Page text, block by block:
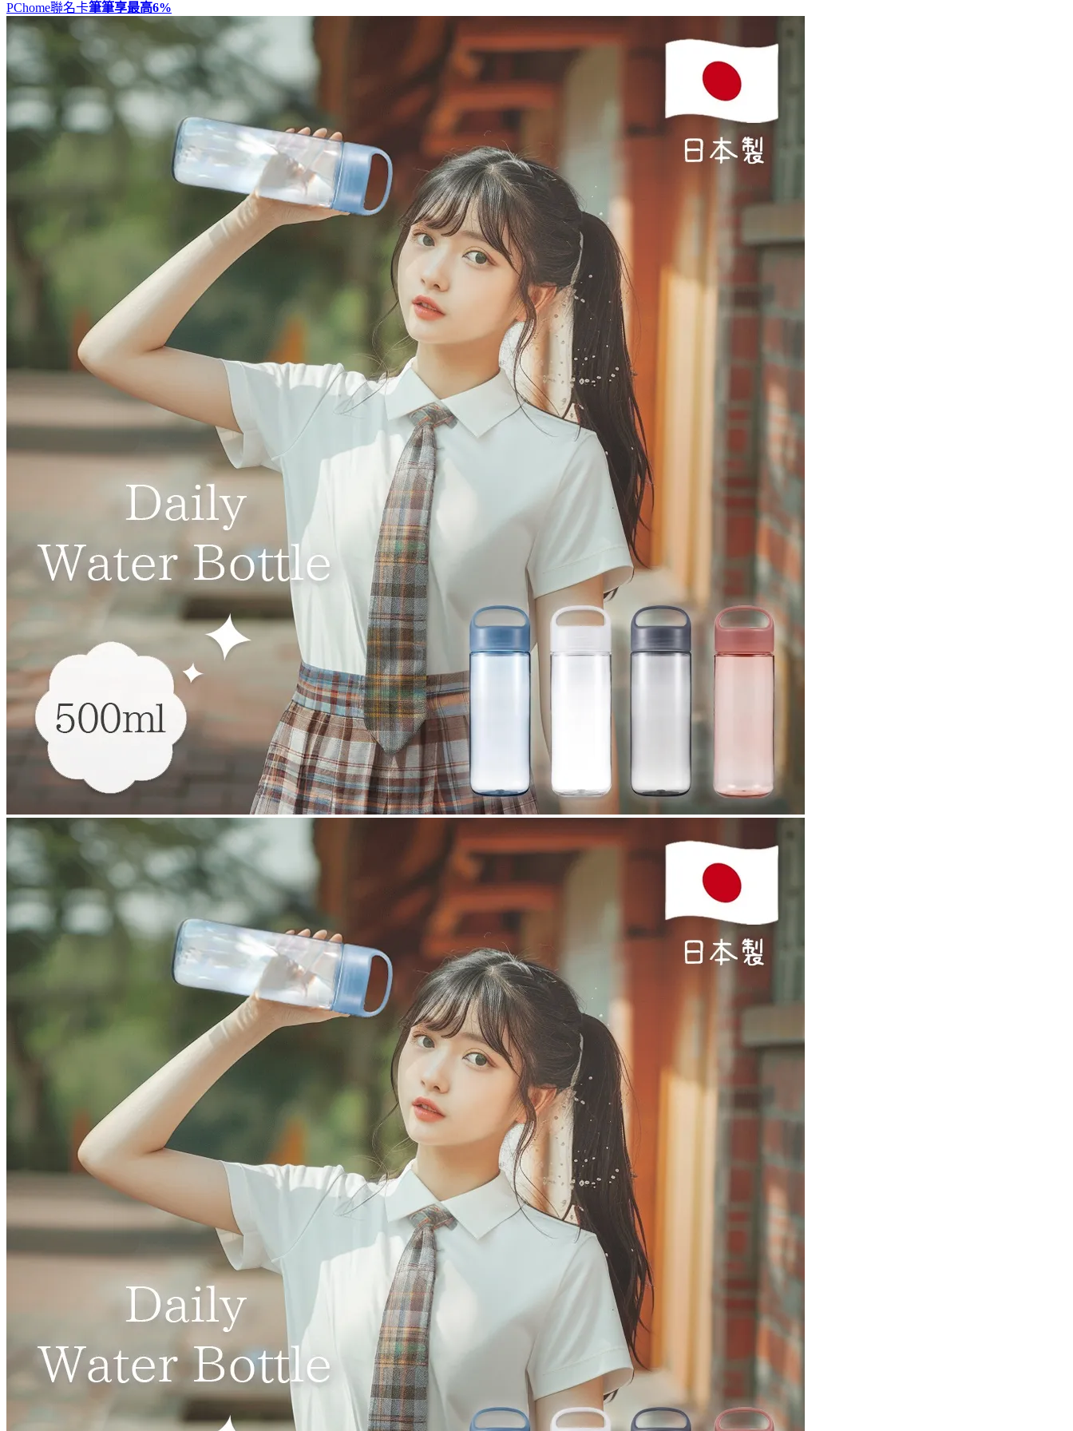
PChome聯名卡筆筆享最高6%